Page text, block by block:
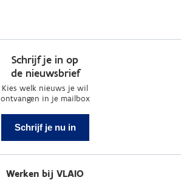
Schrijf je in op
de nieuwsbrief
Kies welk nieuws je wil
ontvangen in je mailbox
Schrijf je nu in
Werken bij VLAIO